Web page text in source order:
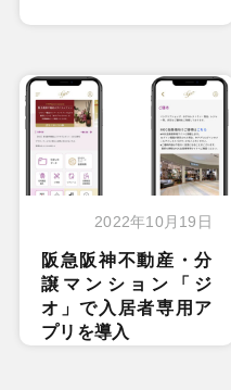
2022年10月19日
阪急阪神不動産・分
譲マンション「ジ
オ」で入居者専用ア
プリを導入